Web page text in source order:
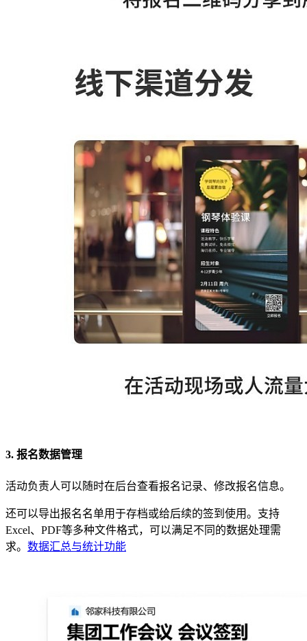
3. 报名数据管理
活动负责人可以随时在后台查看报名记录、修改报名信息。
还可以导出报名名单用于存档或给后续的签到使用。支持
Excel、PDF等多种文件格式，可以满足不同的数据处理需
求。 数据汇总与统计功能